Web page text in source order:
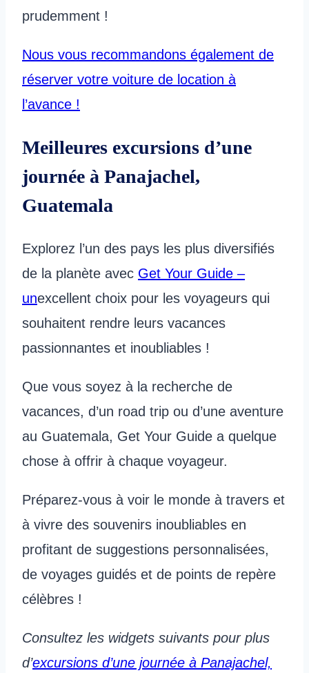
prudemment !
Nous vous recommandons également de
réserver votre voiture de location à
l’avance !
Meilleures excursions d’une
journée à Panajachel,
Guatemala
Explorez l’un des pays les plus diversifiés
de la planète avec Get Your Guide –
unexcellent choix pour les voyageurs qui
souhaitent rendre leurs vacances
passionnantes et inoubliables !
Que vous soyez à la recherche de
vacances, d’un road trip ou d’une aventure
au Guatemala, Get Your Guide a quelque
chose à offrir à chaque voyageur.
Préparez-vous à voir le monde à travers et
à vivre des souvenirs inoubliables en
profitant de suggestions personnalisées,
de voyages guidés et de points de repère
célèbres !
Consultez les widgets suivants pour plus
d’excursions d’une journée à Panajachel,